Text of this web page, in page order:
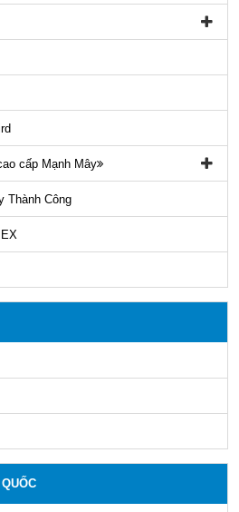
Thaco
cấp Mạnh Mây
Mây
Thành Công